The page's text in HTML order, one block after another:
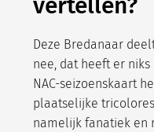
vertellen?
Deze Bredanaar
nee, dat heeft er
NAC-seizoenskaart
plaatselijke
namelijk fanatiek en